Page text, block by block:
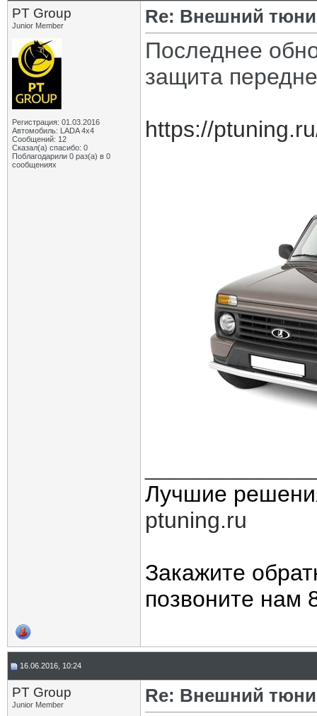
PT Group
Junior Member
Регистрация: 01.03.2016
Автомобиль: LADA 4x4
Сообщений: 12
Сказал(а) спасибо: 0
Поблагодарили 0 раз(а) в 0
сообщениях
Re: Внешний
Последнее
защита
https://
Лучшие
ptuning.ru
Закажите
позвоните нам
16.06.2016, 10:24
PT Group
Junior Member Re: Внешний